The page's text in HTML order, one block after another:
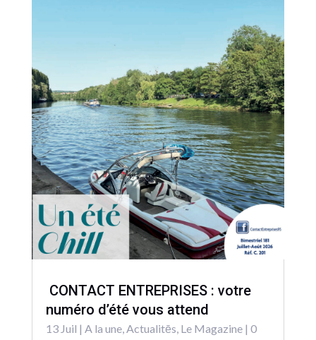
CONTACT ENTREPRISES : votre
numéro d’été vous attend
13 Juil | A la une, Actualitēs Le Magazine| 0